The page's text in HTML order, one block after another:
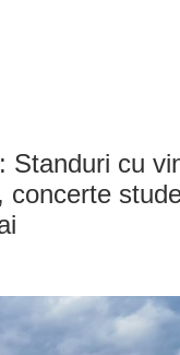
Standuri cu
concerte